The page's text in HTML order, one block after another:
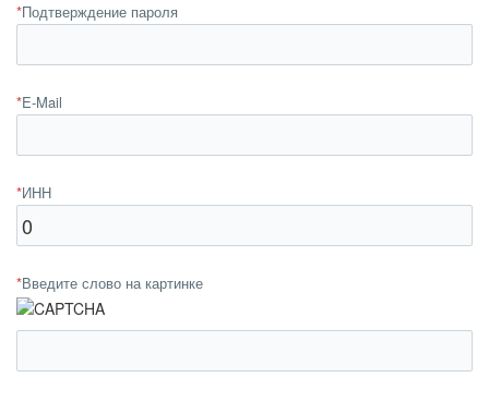
*Подтверждение пароля
*E-Mail
*ИНН
*Введите слово на картинке